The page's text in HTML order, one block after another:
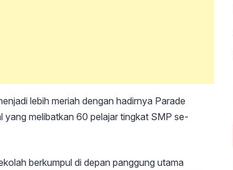
lebih meriah dengan hadirnya Parade
yang melibatkan 60 pelajar tingkat SMP se-
berkumpul di depan panggung utama